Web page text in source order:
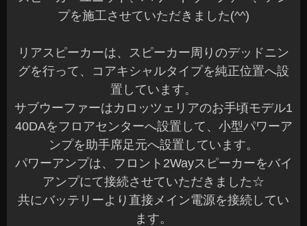
プを施工させていただきました(^^)
リアスピーカーは、スピーカー周りのデッドニン
グを行って、コアキシャルタイプを純正位置へ設
置しています。
サブウーファーはカロッツェリアのお手頃モデル1
40DAをフロアセンターへ設置して、小型パワーア
ンプを助手席足元へ設置しています。
パワーアンプは、フロント2Wayスピーカーをバイ
アンプにて接続させていただきました☆
共にバッテリーより直接メイン電源を接続してい
ます。